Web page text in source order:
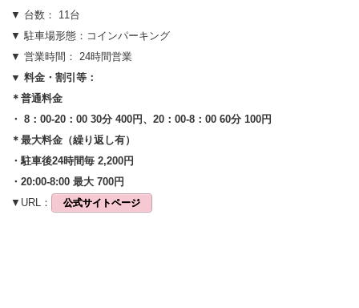
▼ 台数： 11台
▼ 駐車場形態：コインパーキング
▼ 営業時間： 24時間営業
▼ 料金・割引等：
＊普通料金
・ 8：00-20：00 30分 400円、20：00-8：00 60分 100円
＊最大料金（繰り返し有）
・駐車後24時間毎 2,200円
・20:00-8:00 最大 700円
▼URL：
公式サイトページ